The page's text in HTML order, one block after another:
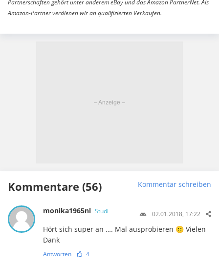
Partnerschaften gehört unter anderem eBay und das Amazon PartnerNet. Als
Amazon-Partner verdienen wir an qualifizierten Verkäufen.
Kommentare (56) Kommentar schreiben
monika1965nl Studi 02.01.2018, 17:22
Hört sich super an …. Mal ausprobieren 🙂 Vielen
Dank
Antworten 4